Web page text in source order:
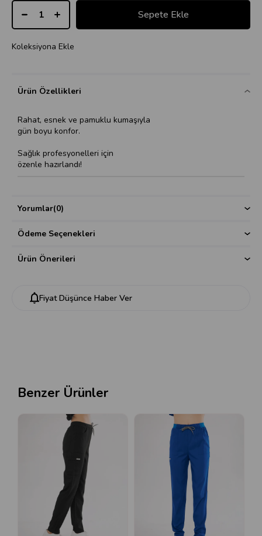
Koleksiyona Ekle
Ürün Özellikleri
Rahat, esnek ve pamuklu kumaşıyla
gün boyu konfor.
Sağlık profesyonelleri için
özenle hazırlandı!
Yorumlar(0)
Ödeme Seçenekleri
Ürün Önerileri
Fiyat Düşünce Haber Ver
Benzer Ürünler